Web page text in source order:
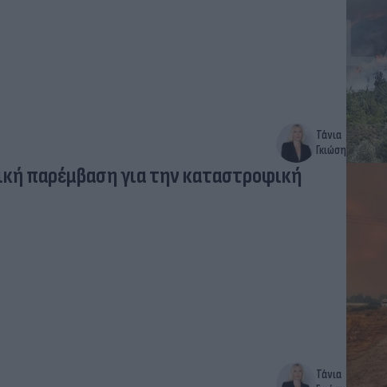
Τάνια
Γκιώση
παρέμβαση για την καταστροφική
Τάνια